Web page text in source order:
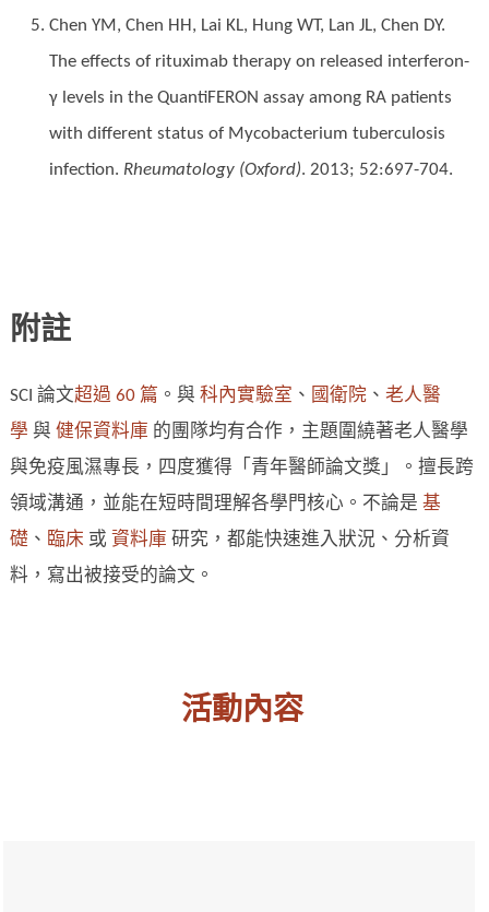
Chen YM, Chen HH, Lai KL, Hung WT, Lan JL, Chen DY.
The effects of rituximab therapy on released interferon-
γ levels in the QuantiFERON assay among RA patients
with different status of Mycobacterium tuberculosis
infection. Rheumatology (Oxford). 2013; 52:697-704.
附註
SCI 論文超過 60 篇 。與 科內實驗室 、 國衛院 、 老人醫
學 與 健保資料庫 的團隊均有合作，主題圍繞著老人醫學
與免疫風濕專長，四度獲得「青年醫師論文獎」。擅長跨
領域溝通，並能在短時間理解各學門核心。不論是 基
礎 、 臨床 或 資料庫 研究，都能快速進入狀況、分析資
料，寫出被接受的論文。
活動內容